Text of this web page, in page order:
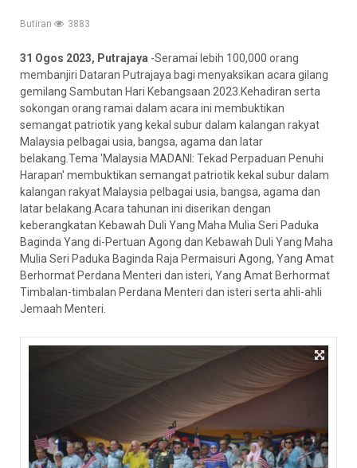
Butiran 3883
31 Ogos 2023, Putrajaya -Seramai lebih 100,000 orang
membanjiri Dataran Putrajaya bagi menyaksikan acara gilang
gemilang Sambutan Hari Kebangsaan 2023.Kehadiran serta
sokongan orang ramai dalam acara ini membuktikan
semangat patriotik yang kekal subur dalam kalangan rakyat
Malaysia pelbagai usia, bangsa, agama dan latar
belakang.Tema 'Malaysia MADANI: Tekad Perpaduan Penuhi
Harapan' membuktikan semangat patriotik kekal subur dalam
kalangan rakyat Malaysia pelbagai usia, bangsa, agama dan
latar belakang.Acara tahunan ini diserikan dengan
keberangkatan Kebawah Duli Yang Maha Mulia Seri Paduka
Baginda Yang di-Pertuan Agong dan Kebawah Duli Yang Maha
Mulia Seri Paduka Baginda Raja Permaisuri Agong, Yang Amat
Berhormat Perdana Menteri dan isteri, Yang Amat Berhormat
Timbalan-timbalan Perdana Menteri dan isteri serta ahli-ahli
Jemaah Menteri.